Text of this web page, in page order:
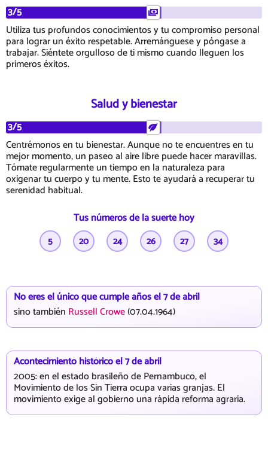
3/5
Utiliza tus profundos conocimientos y tu compromiso personal
para lograr un éxito respetable. Arremánguese y póngase a
trabajar. Siéntete orgulloso de ti mismo cuando lleguen los
primeros éxitos.
Salud y bienestar
3/5
Centrémonos en tu bienestar. Aunque no te encuentres en tu
mejor momento, un paseo al aire libre puede hacer maravillas.
Tómate regularmente un tiempo en la naturaleza para
oxigenar tu cuerpo y tu mente. Esto te ayudará a recuperar tu
serenidad habitual.
Tus números de la suerte hoy
5 20 24 26 27 34
No eres el único que cumple años el 7 de abril
sino también Russell Crowe(07.04.1964)
Acontecimiento histórico el 7 de abril
2005: en el estado brasileño de Pernambuco, el
Movimiento de los Sin Tierra ocupa varias granjas. El
movimiento exige al gobierno una rápida reforma agraria.